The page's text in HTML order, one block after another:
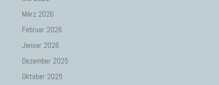
März 2026
Februar 2026
Januar 2026
Dezember 2025
Oktober 2025